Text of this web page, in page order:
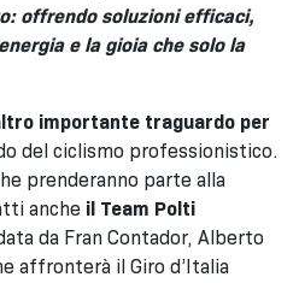
offrendo soluzioni efficaci,
e la gioia che solo la
importante traguardo per
del ciclismo professionistico.
prenderanno parte alla
anche il Team Polti
da Fran Contador, Alberto
affronterà il Giro d’Italia